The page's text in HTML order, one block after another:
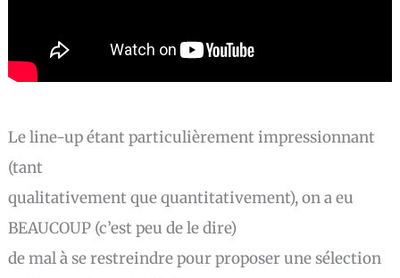
Le line-up étant particulièrement impressionnant
(tant
qualitativement que quantitativement), on a eu
BEAUCOUP (c’est peu de le dire)
de mal à se restreindre pour proposer une sélection